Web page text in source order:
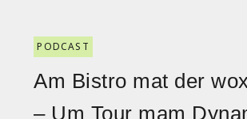
PODCAST
Am Bistro mat der
– Um Tour mam